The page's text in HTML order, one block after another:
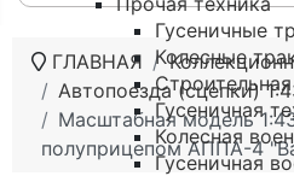
Гусеничные
Колесные
Гусеничная
Колесная
Гусеничная
ГЛАВНАЯ
Автопоезда (сцепки)
Масштабная модель
полуприцепом АППА-4